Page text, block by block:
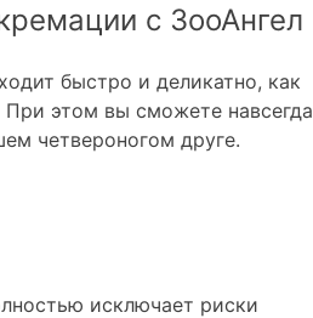
с ЗооАнгел
быстро и деликатно, как
При этом вы сможете навсегда
четвероногом друге.
исключает риски